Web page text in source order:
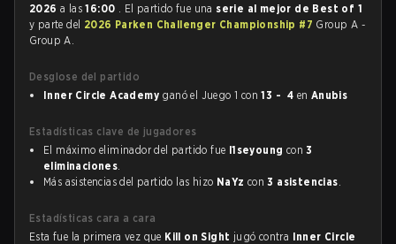
2026 a las16:00 . El partido fue una serie al mejor de Best of 1
y parte del 2026 Parken Challenger Championship #7 Group A -
Group A.
Desglose del partido
Inner Circle Academy ganó el Juego 1 con13 - 4 en Anubis
Estadísticas clave de jugadores
El máximo eliminador del partido fue l1seyoung con3
eliminaciones.
Más asistencias del partido las hizo NaYz con3 asistencias.
Estadísticas cara a cara
Esta fue la primera vez que Kill on Sight jugó contra Inner Circle